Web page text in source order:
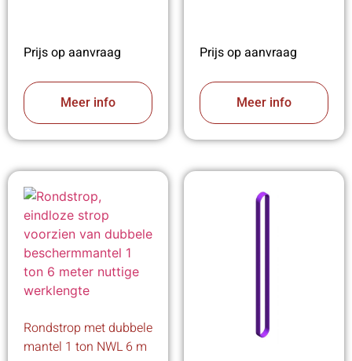
Prijs op aanvraag
Meer info
Prijs op aanvraag
Meer info
Rondstrop met dubbele
mantel 1 ton NWL 6 m